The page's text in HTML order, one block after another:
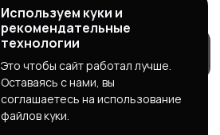
Используем куки и
рекомендательные
технологии
Это чтобы сайт работал лучше.
Оставаясь с нами, вы
соглашаетесь на использование
файлов куки.